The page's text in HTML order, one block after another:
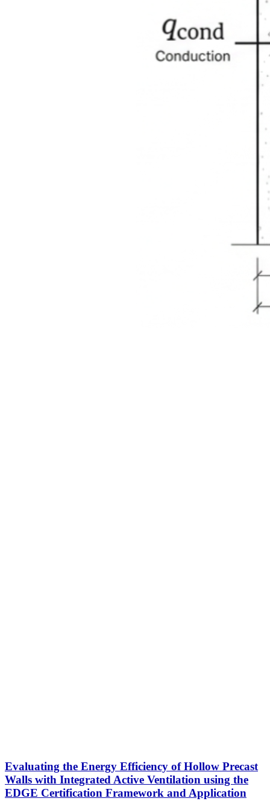
Evaluating the Energy Efficiency of Hollow Precast
Walls with Integrated Active Ventilation using the
EDGE Certification Framework and Application